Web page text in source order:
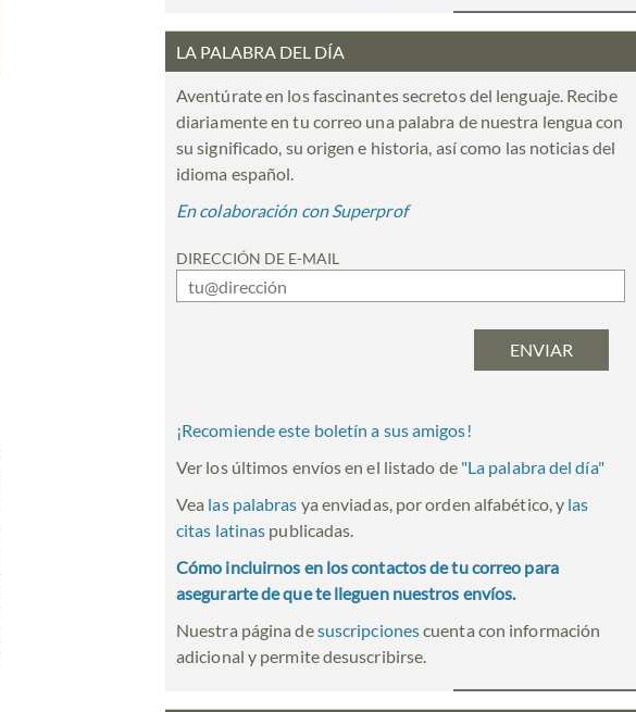
LA PALABRA DEL DÍA
Aventúrate en los fascinantes secretos del lenguaje. Recibe
diariamente en tu correo una palabra de nuestra lengua con
su significado, su origen e historia, así como las noticias del
idioma español.
En colaboración con Superprof
DIRECCIÓN DE E-MAIL
¡Recomiende este boletín a sus amigos!
Ver los últimos envíos en el listado de "La palabra del día"
Vea las palabras ya enviadas, por orden alfabético, y las
citas latinas publicadas.
Cómo incluirnos en los contactos de tu correo para
asegurarte de que te lleguen nuestros envíos.
Nuestra página desuscripcionescuenta con información
adicional y permite desuscribirse.